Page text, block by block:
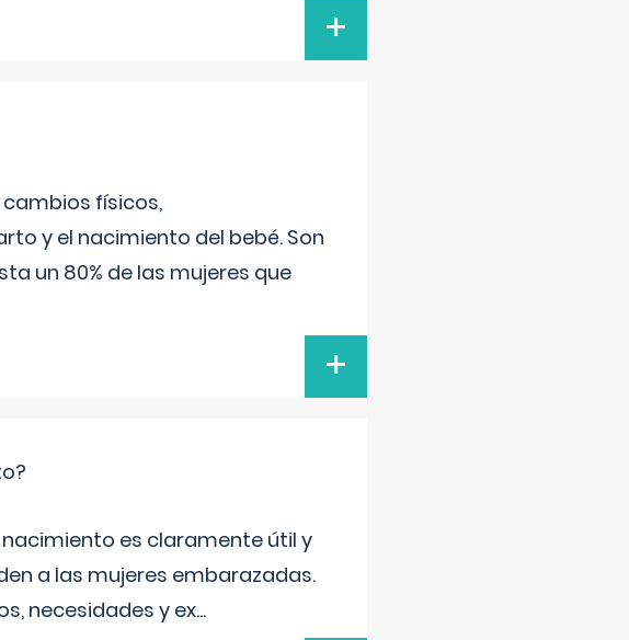
+
físicos,
y el nacimiento del bebé. Son
un 80% de las mujeres que
+
es claramente útil y
a las mujeres embarazadas.
necesidades y ex...